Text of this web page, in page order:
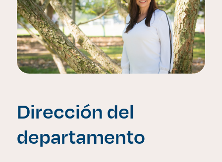
Dirección del
departamento